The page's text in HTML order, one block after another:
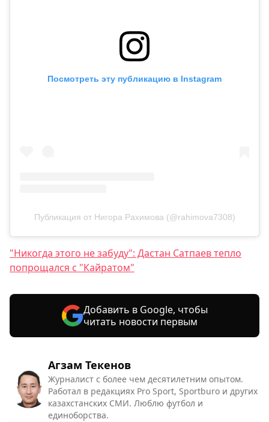
Агзам Текенов
Журналист с более чем десятилетним опытом.
Работал в редакциях Pro Sport, Sportburo и других
казахстанских СМИ. Люблю футбол и
единоборства.
Посмотреть эту публикацию в Instagram
Публикация от Нигора Рахимова (@rahimova7308)
"Никогда этого не забуду": Дастан Сатпаев тепло
попрощался с "Кайратом"
Добавить в Google, чтобы
читать новости первым